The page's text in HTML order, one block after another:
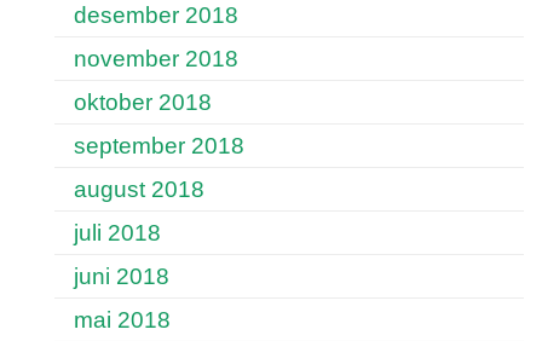
desember 2018
november 2018
oktober 2018
september 2018
august 2018
juli 2018
juni 2018
mai 2018